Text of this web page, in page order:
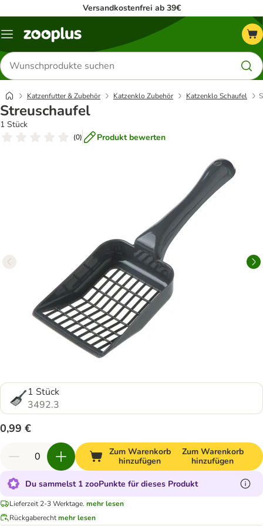
Versandkostenfrei ab 39€
Menü
Produkte
suchen
Katzenfutter & Zubehör Katzenklo Zubehör Katzenklo Schaufel
Streuschaufel
1 Stück
(0) Produkt bewerten
1 Stück
3492.3
0,99 €
Zum Warenkorb
hinzufügen
Zum Warenkorb
hinzufügen
Du sammelst 1 zooPunkte für dieses Produkt
Lieferzeit 2-3 Werktage. mehr lesen
Rückgaberechtmehr lesen